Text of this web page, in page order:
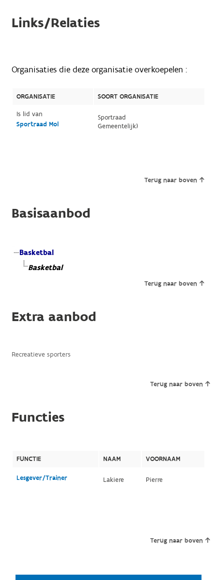
Links/Relaties
Organisaties die deze organisatie overkoepelen :
ORGANISATIE
SOORT ORGANISATIE
Is lid van
Sportraad Mol
Sportraad
Gemeentelijk)
Terug naar boven
Basisaanbod
Basketbal
Basketbal
Terug naar boven
Extra aanbod
Recreatieve sporters
Terug naar boven
Functies
FUNCTIE NAAM VOORNAAM
Lesgever/Trainer Lakiere Pierre
Terug naar boven